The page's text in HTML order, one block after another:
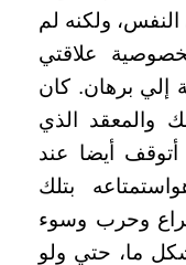
ولكنه لم
علاقتي
إلي برهان. كان
والمعقد الذي
أتوقف أيضا عند
بتلك
صراع وحرب وسوء
ما، حتي ولو